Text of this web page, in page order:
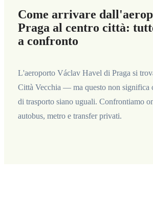
Come arrivare
Praga al centro città:
a confronto
L'aeroporto Václav Havel di Praga si
Città Vecchia — ma questo non significa
di trasporto siano uguali. Confrontiamo
autobus, metro e transfer privati.